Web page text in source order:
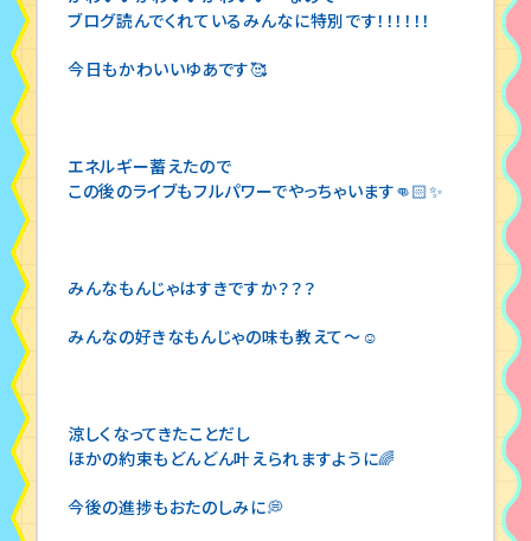
ブログ読んでくれているみんなに特別です！！！！！！
今日もかわいいゆあです🥰
エネルギー蓄えたので
この後のライブもフルパワーでやっちゃいます👊🏻✨
みんなもんじゃはすきですか？？？
みんなの好きなもんじゃの味も教えて〜☺️
涼しくなってきたことだし
ほかの約束もどんどん叶えられますように🌈
今後の進捗もおたのしみに💭